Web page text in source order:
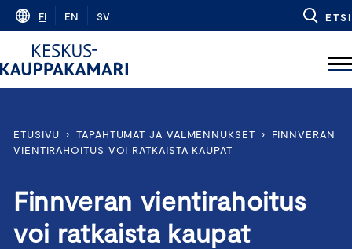
Skip
content
FI EN SV ETSI
ETUSIVU › TAPAHTUMAT JA VALMENNUKSET ›
FINNVERAN
VIENTIRAHOITUS VOI RATKAISTA KAUPAT
Finnveran vientirahoitus
voi ratkaista kaupat